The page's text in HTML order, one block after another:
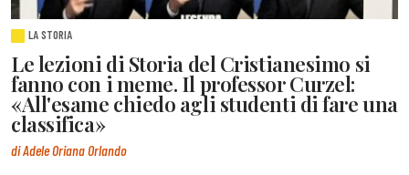
LA STORIA
Le lezioni di Storia del Cristianesimo si
fanno con i meme. Il professor Curzel:
«All'esame chiedo agli studenti di fare una
classifica»
di Adele Oriana Orlando